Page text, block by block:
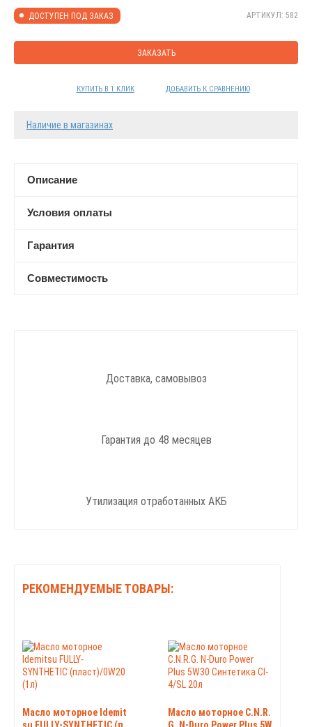
ДОСТУПЕН ПОД ЗАКАЗ АРТИКУЛ: 582
ЗАКАЗАТЬ
КУПИТЬ В 1 КЛИК ДОБАВИТЬ К СРАВНЕНИЮ
Наличие в магазинах
Описание
Условия оплаты
Гарантия
Совместимость
Доставка, самовывоз
Гарантия до 48 месяцев
Утилизация отработанных АКБ
РЕКОМЕНДУЕМЫЕ ТОВАРЫ:
Масло моторное Idemit
su FULLY-SYNTHETIC (п
Масло моторное C.N.R.
G. N-Duro Power Plus 5W